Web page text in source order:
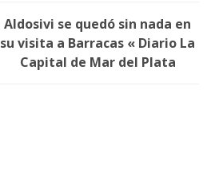
Aldosivi se quedó sin nada en
su visita a Barracas « Diario La
Capital de Mar del Plata